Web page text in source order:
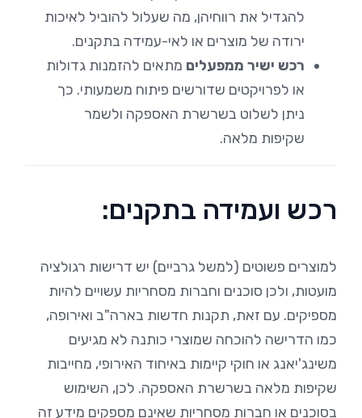
להגדיל את רווחיהן, מה שעלול להוביל לאיכות
ירודה של מוצרים או לאי-עמידה בתקנים.
רכש ישיר ממפעלים מתאים להזמנות גדולות
או לפרויקטים שדורשים פיתוח משמעותי. כך
ניתן לשלוט בשרשרת האספקה ולשמר
שקיפות מלאה.
רכש ועמידה בתקנים:
למוצרים פשוטים (למשל גרביים) יש דרישות רגולציה
מועטות, ולכן סוכנים וחברות מסחריות עשויים להיות
מספיקים. עם זאת, תקנות חדשות בארה"ב ואירופה,
כמו הדרישה להוכחה שמוצרי כותנה לא מגיעים
משינג'יאנג או חוקי קיימות באיחוד האירופי, מחייבות
שקיפות מלאה בשרשרת האספקה. לכן, השימוש
בסוכנים או חברות מסחריות שאינם מספקים מידע זה